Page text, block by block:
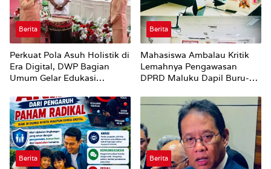
Berita
Perkuat Pola Asuh Holistik di
Era Digital, DWP Bagian
Umum Gelar Edukasi
Berita
Mahasiswa Ambalau Kritik
Lemahnya Pengawasan
DPRD Maluku Dapil Buru-
Perubahan Status Jalan
Berita Berita